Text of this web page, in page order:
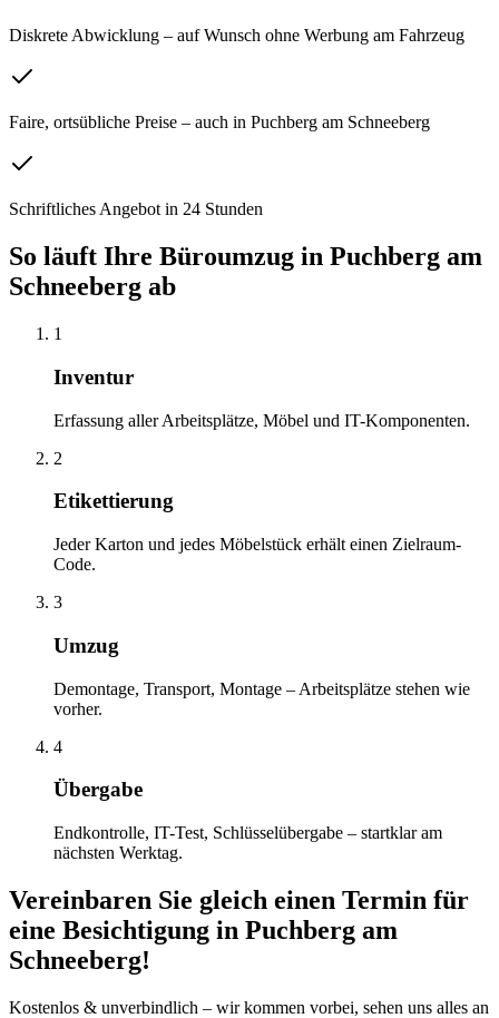
Diskrete Abwicklung – auf Wunsch ohne Werbung am Fahrzeug
Faire, ortsübliche Preise – auch in Puchberg am Schneeberg
Schriftliches Angebot in 24 Stunden
So läuft Ihre Büroumzug in Puchberg am
Schneeberg ab
1
Inventur
Erfassung aller Arbeitsplätze, Möbel und IT-Komponenten.
2
Etikettierung
Jeder Karton und jedes Möbelstück erhält einen Zielraum-
Code.
3
Umzug
Demontage, Transport, Montage – Arbeitsplätze stehen wie
vorher.
4
Übergabe
Endkontrolle, IT-Test, Schlüsselübergabe – startklar am
nächsten Werktag.
Vereinbaren Sie gleich einen Termin für
eine Besichtigung in Puchberg am
Schneeberg!
Kostenlos & unverbindlich – wir kommen vorbei, sehen uns alles an